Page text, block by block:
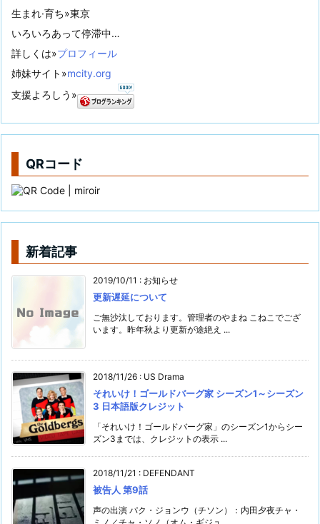
生まれ·育ち»東京
いろいろあって停滞中…
詳しくは»プロフィール
姉妹サイト»mcity.org
支援よろしう»
QRコード
新着記事
2019/10/11 : お知らせ
更新遅延について
ご無沙汰しております。管理者のやまね こねこでござ
います。昨年秋より更新が途絶え ...
2018/11/26 : US Drama
それいけ！ゴールドバーグ家 シーズン1～シーズン
3 日本語版クレジット
「それいけ！ゴールドバーグ家」のシーズン1からシー
ズン3までは、クレジットの表示 ...
2018/11/21 : DEFENDANT
被告人 第9話
声の出演 パク・ジョンウ（チソン）：内田夕夜チャ・